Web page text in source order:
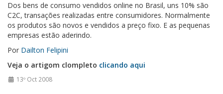
Dos bens de consumo vendidos online no Brasil, uns 10% são
C2C, transações realizadas entre consumidores. Normalmente
os produtos são novos e vendidos a preço fixo. E as pequenas
empresas estão aderindo.
Por Dailton Felipini
Veja o artigom clompleto clicando aqui
13º Oct 2008